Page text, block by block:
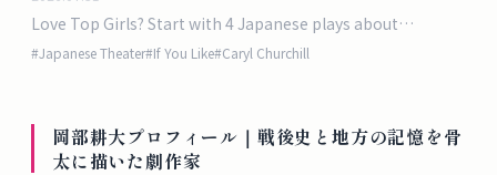
ロ
グ
概
要
Love Top Girls? Start with 4 Japanese plays about
ambition, women’s work, class pressure, and the costs of
#Japanese Theater#If You Like#Caryl Churchill
岡部耕大プロフィール｜戦後史と地方の記憶を骨
太に描いた劇作家